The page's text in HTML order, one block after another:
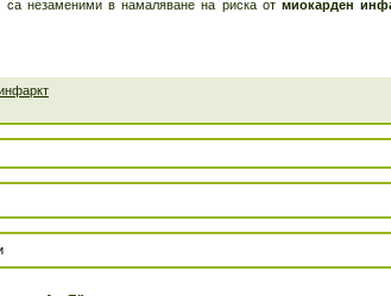
са незаменими в намаляване на риска от миокарден